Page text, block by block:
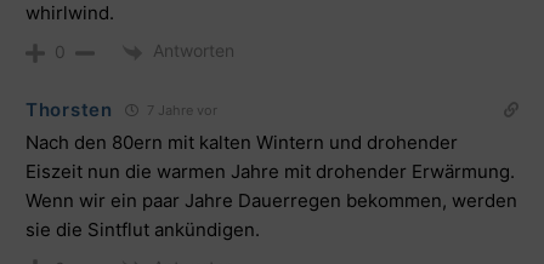
whirlwind.
0 Antworten
Thorsten 7 Jahre vor
Nach den 80ern mit kalten Wintern und drohender
Eiszeit nun die warmen Jahre mit drohender Erwärmung.
Wenn wir ein paar Jahre Dauerregen bekommen, werden
sie die Sintflut ankündigen.